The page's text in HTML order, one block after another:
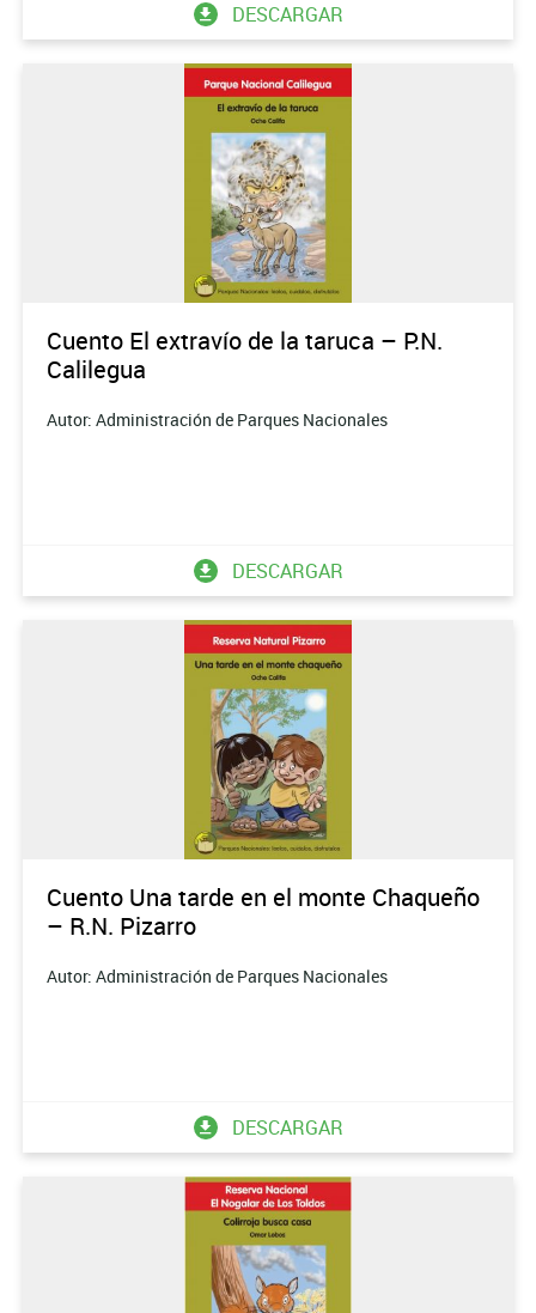
DESCARGAR
Cuento El extravío de la taruca – P.N.
Calilegua
Autor: Administración de Parques Nacionales
DESCARGAR
Cuento Una tarde en el monte Chaqueño
– R.N. Pizarro
Autor: Administración de Parques Nacionales
DESCARGAR